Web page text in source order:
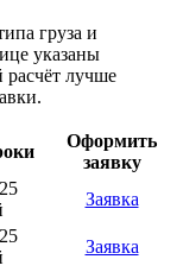
груза и
указаны
расчёт лучше
Оформить
заявку
Заявка
Заявка